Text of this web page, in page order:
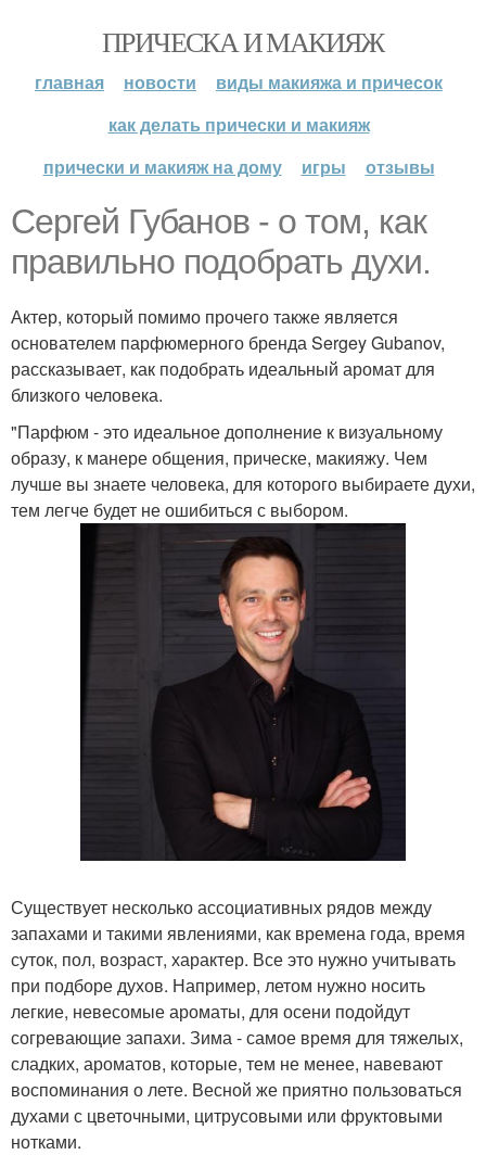
ПРИЧЕСКА И МАКИЯЖ
главная новости
виды макияжа и причесок
как делать прически и макияж
прически и макияж на дому
игры отзывы
Сергей Губанов - о том, как
правильно подобрать духи.
Актер, который помимо прочего также является
основателем парфюмерного бренда Sergey Gubanov,
рассказывает, как подобрать идеальный аромат для
близкого человека.
"Парфюм - это идеальное дополнение к визуальному
образу, к манере общения, прическе, макияжу. Чем
лучше вы знаете человека, для которого выбираете духи,
тем легче будет не ошибиться с выбором.
Существует несколько ассоциативных рядов между
запахами и такими явлениями, как времена года, время
суток, пол, возраст, характер. Все это нужно учитывать
при подборе духов. Например, летом нужно носить
легкие, невесомые ароматы, для осени подойдут
согревающие запахи. Зима - самое время для тяжелых,
сладких, ароматов, которые, тем не менее, навевают
воспоминания о лете. Весной же приятно пользоваться
духами с цветочными, цитрусовыми или фруктовыми
нотками.